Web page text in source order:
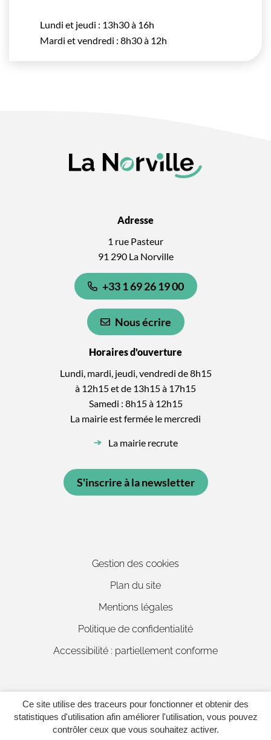
Ce site utilise des traceurs pour fonctionner et obtenir des
statistiques d'utilisation afin améliorer l'utilisation, vous pouvez
contrôler ceux que vous souhaitez activer.
Lundi et jeudi : 13h30 à 16h
Mardi et vendredi : 8h30 à 12h
Adresse
1 rue Pasteur
91 290 La Norville
+33 1 69 26 19 00
Nous écrire
Horaires d'ouverture
Lundi, mardi, jeudi, vendredi de 8h15
à 12h15 et de 13h15 à 17h15
Samedi : 8h15 à 12h15
La mairie est fermée le mercredi
La mairie recrute
S'inscrire à la newsletter
Gestion des cookies
Plan du site
Mentions légales
Politique de confidentialité
Accessibilité : partiellement conforme
Site réalisé parInovagora (ouverture dans un